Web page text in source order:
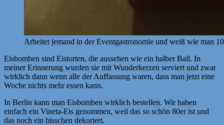
Arbeitet jemand in der Eventgastronomie und weiß wie man
Eisbomben sind Eistorten, die aussehen wie ein halber Ball. In
meiner Erinnerung wurden sie mit Wunderkerzen serviert und zwar
wirklich dann wenn alle der Auffassung waren, dass man jetzt eine
Woche nichts mehr essen kann.
In Berlin kann man Eisbomben wirklich bestellen. Wir haben
einfach ein Vineta-Eis genommen, weil das so schön 80er ist und
das noch ein bisschen dekoriert.